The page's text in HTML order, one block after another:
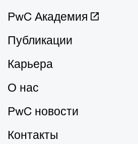
PwC Академия
Публикации
Карьера
О нас
PwC новости
Контакты